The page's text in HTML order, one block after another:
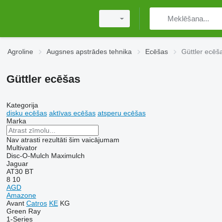
Agroline Augsnes apstrādes tehnika Ecēšas Güttler
Güttler ecēšas
Kategorija
disku ecēšas aktīvas ecēšas atsperu ecēšas
Marka
Nav atrasti rezultāti šim vaicājumam
Multivator
Disc-O-Mulch Maximulch
Jaguar
AT30 BT
8 10
AGD
Amazone
Avant Catros KE KG
Green Ray
1-Series